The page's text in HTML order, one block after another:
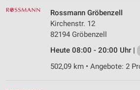
Rossmann Gröbenzell
Kirchenstr. 12
82194 Gröbenzell
Heute 08:00 - 20:00 Uhr |
502,09 km • Angebote: 2